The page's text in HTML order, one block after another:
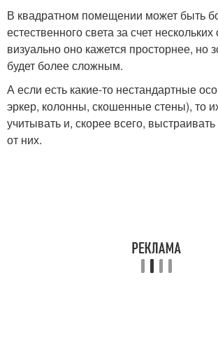
В квадратном помещении может быть
естественного света за счет
визуально оно кажется просторнее, но
будет более сложным.
А если есть какие-то нестандартные
эркер, колонны, скошенные стены), то
учитывать и, скорее всего,
от них.